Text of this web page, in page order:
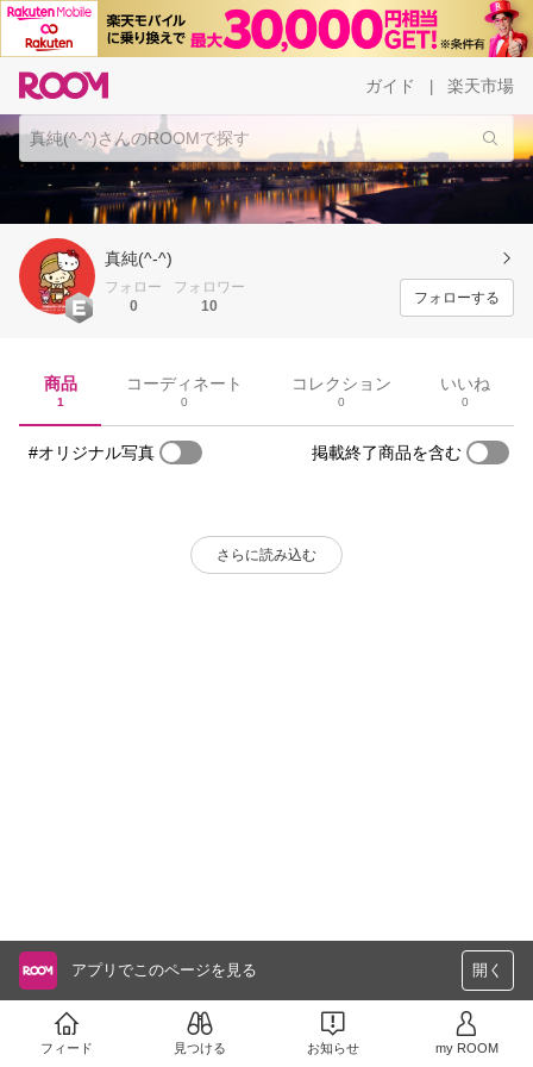
ガイド 楽天市場
真純(^-^)
フォロー
0
フォロワー
10
フォローする
商品
1
コーディネート
0
コレクション
0
いいね
0
#オリジナル写真 掲載終了商品を含む
さらに読み込む
アプリでこのページを見る 開く
フィード 見つける お知らせ my ROOM